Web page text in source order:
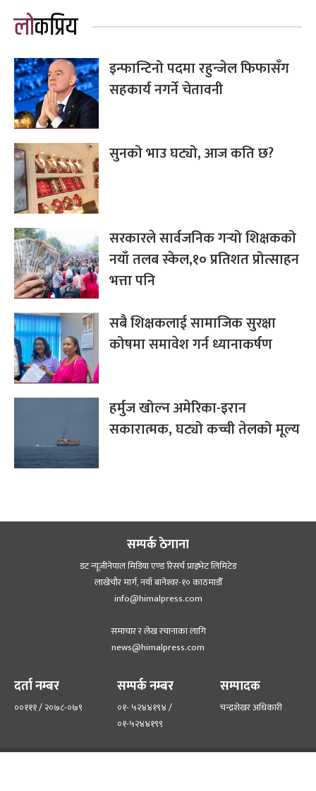
लोकप्रिय
इन्फान्टिनो पदमा रहुन्जेल फिफासँग
सहकार्य नगर्ने चेतावनी
सुनको भाउ घट्यो, आज कति छ?
सरकारले सार्वजनिक गर्‍यो शिक्षकको
नयाँ तलब स्केल,१० प्रतिशत प्रोत्साहन
भत्ता पनि
सबै शिक्षकलाई सामाजिक सुरक्षा
कोषमा समावेश गर्न ध्यानाकर्षण
हर्मुज खोल्न अमेरिका-इरान
सकारात्मक, घट्यो कच्ची तेलको मूल्य
सम्पर्क ठेगाना
डट न्यूजीनेपाल मिडिया एण्ड रिसर्च प्राइभेट लिमिटेड
लाखेचौर मार्ग, नयाँ बानेश्‍वर-१० काठमाडौँ
info@himalpress.com
समाचार र लेख रचानाका लागि
news@himalpress.com
दर्ता नम्बर
००१११ / २०७८-०७९
सम्पर्क नम्बर
०१- ५२४४१९४ /
०१-५२४४१९९
सम्पादक
चन्द्रशेखर अधिकारी